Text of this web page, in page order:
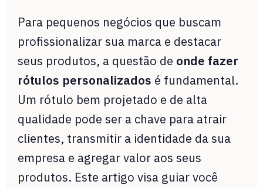
Para pequenos negócios que buscam
profissionalizar sua marca e destacar
seus produtos, a questão de onde fazer
rótulos personalizados é fundamental.
Um rótulo bem projetado e de alta
qualidade pode ser a chave para atrair
clientes, transmitir a identidade da sua
empresa e agregar valor aos seus
produtos. Este artigo visa guiar você